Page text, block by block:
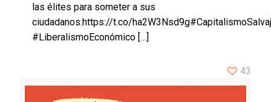
las élites para someter a sus
ciudadanos.https://t.co/
#LiberalismoEconómico […]
43